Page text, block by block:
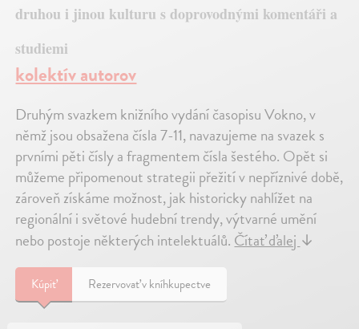
druhou i jinou kulturu s doprovodnými komentáři a
studiemi
kolektív autorov
Druhým svazkem knižního vydání časopisu Vokno, v
němž jsou obsažena čísla 7-11, navazujeme na svazek s
prvními pěti čísly a fragmentem čísla šestého. Opět si
můžeme připomenout strategii přežití v nepříznivé době,
zároveň získáme možnost, jak historicky nahlížet na
regionální i světové hudební trendy, výtvarné umění
nebo postoje některých intelektuálů.Čítať ďalej↓
Kúpiť Rezervovať v kníhkupectve